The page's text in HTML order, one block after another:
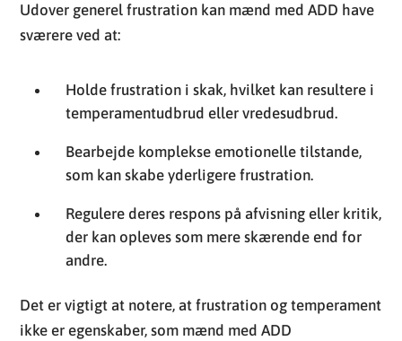
Udover generel frustration kan mænd med ADD have
sværere ved at:
Holde frustration i skak, hvilket kan resultere i
temperamentudbrud eller vredesudbrud.
Bearbejde komplekse emotionelle tilstande,
som kan skabe yderligere frustration.
Regulere deres respons på afvisning eller kritik,
der kan opleves som mere skærende end for
andre.
Det er vigtigt at notere, at frustration og temperament
ikke er egenskaber, som mænd med ADD